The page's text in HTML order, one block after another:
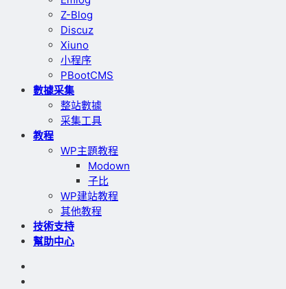
Z-Blog
Discuz
Xiuno
小程序
PBootCMS
數據采集
整站數據
采集工具
教程
WP主題教程
Modown
子比
WP建站教程
其他教程
技術支持
幫助中心